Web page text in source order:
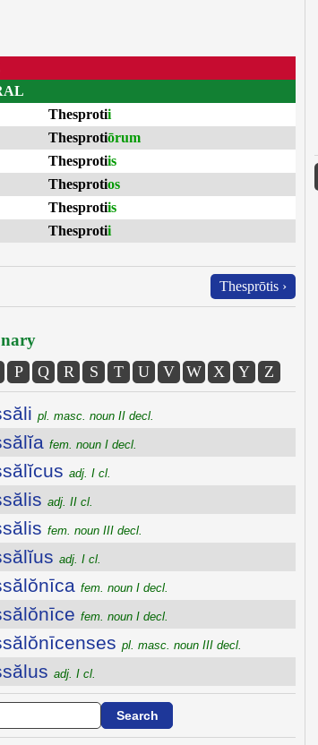
Thesprotii
Thesprotiōrum
Thesprotiis
Thesprotios
Thesprotiis
Thesprotii
Thesprōtis ›
P Q R S T U V W X Y Z
pl. masc. noun II decl.
fem. noun I decl.
adj. I cl.
adj. II cl.
fem. noun III decl.
adj. I cl.
fem. noun I decl.
fem. noun I decl.
pl. masc. noun III decl.
adj. I cl.